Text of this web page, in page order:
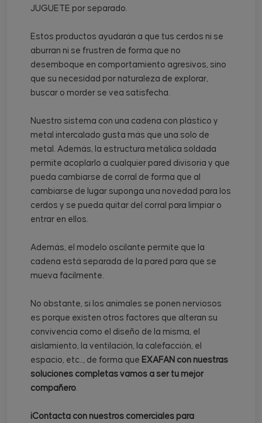
JUGUETE por separado.
Estos productos ayudarán a que tus cerdos ni se
aburran ni se frustren de forma que no
desemboque en comportamiento agresivos, sino
que su necesidad por naturaleza de explorar,
buscar o morder se vea satisfecha.
Nuestro sistema con una cadena con plástico y
metal intercalado gusta más que una solo de
metal. Además, la estructura metálica soldada
permite acoplarlo a cualquier pared divisoria y que
pueda cambiarse de corral de forma que al
cambiarse de lugar suponga una novedad para los
cerdos y se pueda quitar del corral para limpiar o
entrar en ellos.
Además, el modelo oscilante permite que la
cadena está separada de la pared para que se
mueva fácilmente.
No obstante, si los animales se ponen nerviosos
es porque existen otros factores que alteran su
convivencia como el diseño de la misma, el
aislamiento, la ventilación, la calefacción, el
espacio, etc.., de forma que EXAFAN con nuestras
soluciones completas vamos a ser tu mejor
compañero.
¡Contacta con nuestros comerciales para